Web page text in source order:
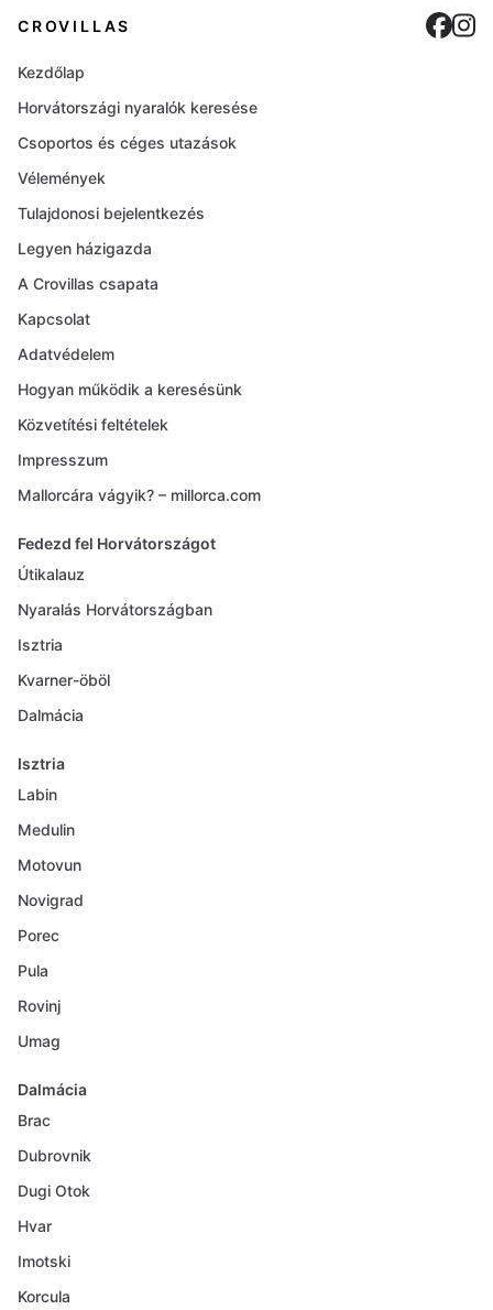
CROVILLAS
Kezdőlap
Horvátországi nyaralók keresése
Csoportos és céges utazások
Vélemények
Tulajdonosi bejelentkezés
Legyen házigazda
A Crovillas csapata
Kapcsolat
Adatvédelem
Hogyan működik a keresésünk
Közvetítési feltételek
Impresszum
Mallorcára vágyik? – millorca.com
Fedezd fel Horvátországot
Útikalauz
Nyaralás Horvátországban
Isztria
Kvarner-öböl
Dalmácia
Isztria
Labin
Medulin
Motovun
Novigrad
Porec
Pula
Rovinj
Umag
Dalmácia
Brac
Dubrovnik
Dugi Otok
Hvar
Imotski
Korcula